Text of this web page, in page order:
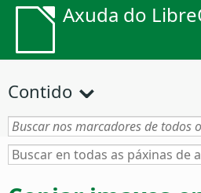
Axuda do
Contido